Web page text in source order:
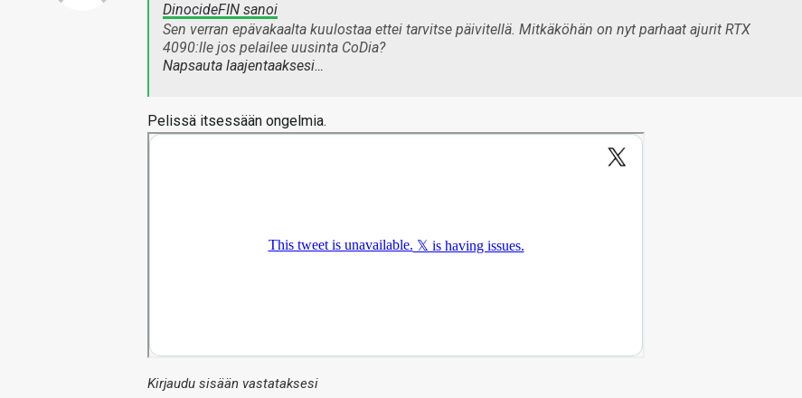
DinocideFIN sanoi
Sen verran epävakaalta kuulostaa ettei tarvitse päivitellä. Mitkäköhän on nyt parhaat ajurit RTX
4090:lle jos pelailee uusinta CoDia?
Napsauta laajentaaksesi…
Pelissä itsessään ongelmia.
Kirjaudu sisään vastataksesi